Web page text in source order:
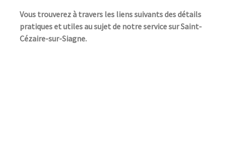
Vous trouverez à travers les liens suivants des détails
pratiques et utiles au sujet de notre service sur Saint-
Cézaire-sur-Siagne.